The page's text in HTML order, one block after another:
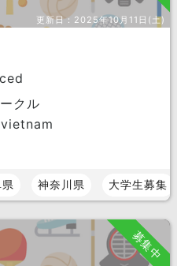
更新日： 2025年10月11日(土)
クル
神奈川県 大学生募集
募集中